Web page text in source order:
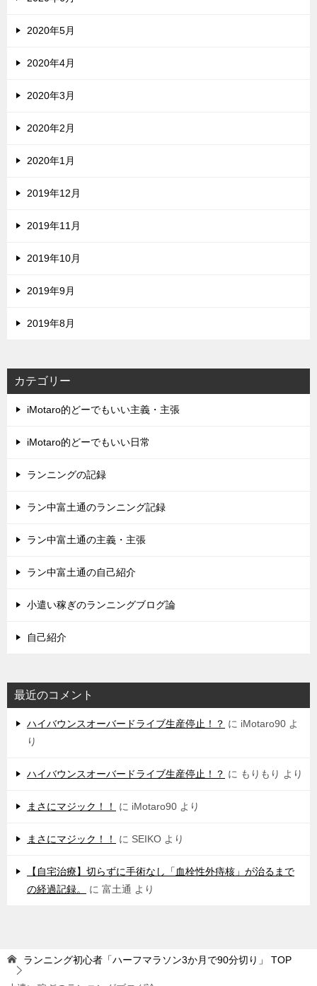
2020年5月
2020年4月
2020年3月
2020年2月
2020年1月
2019年12月
2019年11月
2019年10月
2019年9月
2019年8月
カテゴリー
iMotaro的どーでもいい主義・主張
iMotaro的どーでもいい日常
ランニングの記録
ラン中富土通のランニング記録
ラン中富土通の主義・主張
ラン中富土通の自己紹介
小遣い稼ぎのランニングブログ論
自己紹介
最近のコメント
ハイバウンスオーバードライブ生産停止！？ に iMotaro90 よ
り
ハイバウンスオーバードライブ生産停止！？ に もりもり より
まさにマジック！！ に iMotaro90 より
まさにマジック！！ に SEIKO より
【自宅治療】切らずに手術なし「血栓性外痔核」が治るまで
の経過記録。
に 富土通 より
ランニング初心者「ハーフマラソン3か月で90分切り」 TOP